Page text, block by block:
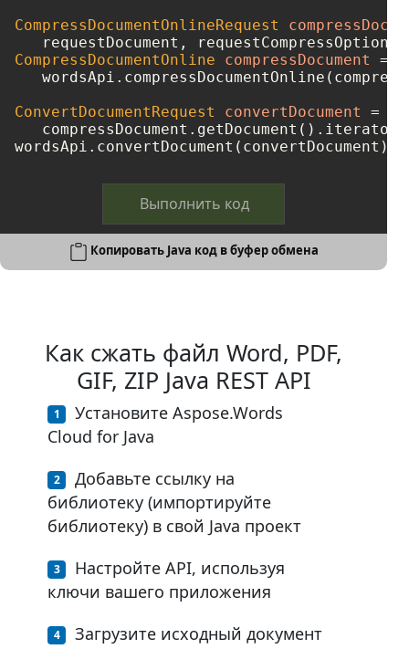
CompressDocumentOnlineRequest
requestDocument,
CompressDocumentOnline
compressDocument
=
ConvertDocumentRequest
convertDocument =
wordsApi.convertDocument(convertDocument);
Выполнить код
Копировать Java код в буфер обмена
Как сжать файл Word, PDF,
GIF, ZIP Java REST API
Установите Aspose.Words
Cloud for Java
Добавьте ссылку на
библиотеку (импортируйте
библиотеку) в свой Java проект
Настройте API, используя
ключи вашего приложения
Загрузите исходный документ